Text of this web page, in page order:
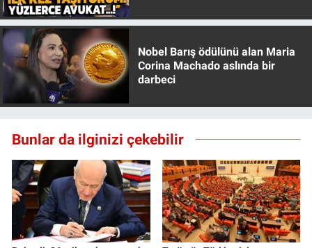
Nobel Barış ödülünü alan Maria
Corina Machado aslında bir
darbeci
Bunlar da ilginizi çekebilir